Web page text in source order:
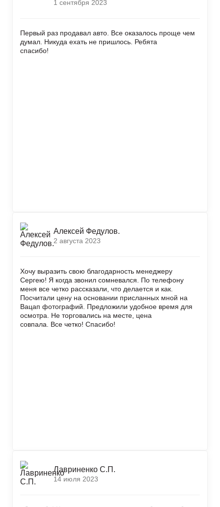
1 сентября 2023
Первый раз продавал авто. Все оказалось проще чем
думал. Никуда ехать не пришлось. Ребята
спасибо!
Алексей Федулов.
2 августа 2023
Хочу выразить свою благодарность менеджеру
Сергею! Я когда звонил сомневался. По телефону
меня все четко рассказали, что делается и как.
Посчитали цену на основании присланных мной на
Вацап фотографий. Предложили удобное время для
осмотра. Не торговались на месте, цена
совпала. Все четко! Спасибо!
Лавриненко С.П.
14 июля 2023